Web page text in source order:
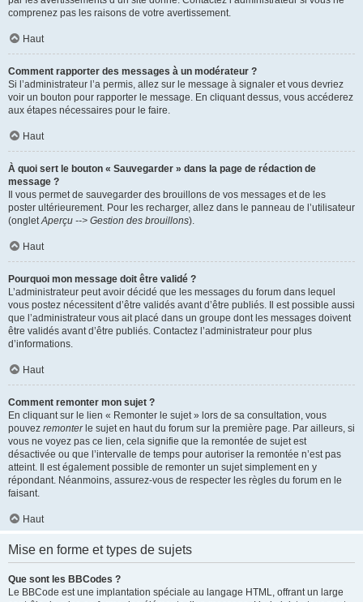
comprenez pas les raisons de votre avertissement.
Haut
Comment rapporter des messages à un modérateur ?
Si l’administrateur l’a permis, allez sur le message à signaler et vous devriez
voir un bouton pour rapporter le message. En cliquant dessus, vous accéderez
aux étapes nécessaires pour le faire.
Haut
À quoi sert le bouton « Sauvegarder » dans la page de rédaction de
message ?
Il vous permet de sauvegarder des brouillons de vos messages et de les
poster ultérieurement. Pour les recharger, allez dans le panneau de l’utilisateur
(ongletAperçu --> Gestion des brouillons).
Haut
Pourquoi mon message doit être validé ?
L’administrateur peut avoir décidé que les messages du forum dans lequel
vous postez nécessitent d’être validés avant d’être publiés. Il est possible aussi
que l’administrateur vous ait placé dans un groupe dont les messages doivent
être validés avant d’être publiés. Contactez l’administrateur pour plus
d’informations.
Haut
Comment remonter mon sujet ?
En cliquant sur le lien « Remonter le sujet » lors de sa consultation, vous
pouvez remonterle sujet en haut du forum sur la première page. Par ailleurs, si
vous ne voyez pas ce lien, cela signifie que la remontée de sujet est
désactivée ou que l’intervalle de temps pour autoriser la remontée n’est pas
atteint. Il est également possible de remonter un sujet simplement en y
répondant. Néanmoins, assurez-vous de respecter les règles du forum en le
faisant.
Haut
Mise en forme et types de sujets
Que sont les BBCodes ?
Le BBCode est une implantation spéciale au langage HTML, offrant un large